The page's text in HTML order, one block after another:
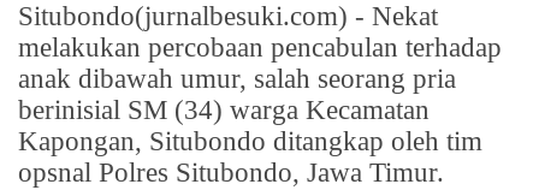
Situbondo(jurnalbesuki.com) - Nekat
melakukan percobaan pencabulan terhadap
anak dibawah umur, salah seorang pria
berinisial SM (34) warga Kecamatan
Kapongan, Situbondo ditangkap oleh tim
opsnal Polres Situbondo, Jawa Timur.